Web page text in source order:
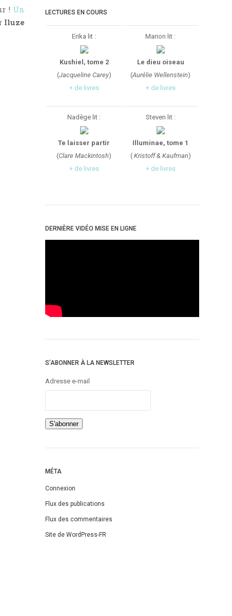
! Un
Iluze
LECTURES EN COURS
Erika lit :
Kushiel, tome 2
(Jacqueline Carey)
+ de livres
Marion lit :
Le dieu oiseau
(Aurélie Wellenstein)
+ de livres
Nadège lit :
Te laisser partir
(Clare Mackintosh)
+ de livres
Steven lit :
Illuminae, tome 1
(Kristoff & Kaufman)
+ de livres
DERNIÈRE VIDÉO MISE EN LIGNE
S’ABONNER À LA NEWSLETTER
Adresse e-mail
MÉTA
Connexion
Flux des publications
Flux des commentaires
Site de WordPress-FR